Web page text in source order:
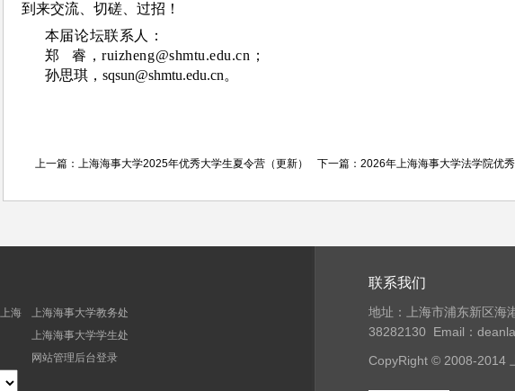
到来交流、切磋、过招！
本届论坛联系人：
郑 睿，ruizheng@shmtu.edu.cn；
孙思琪，sqsun@shmtu.edu.cn。
上一篇： 上海海事大学2025年优秀大学生夏令营（更新） 下一篇： 2026年上海海事大学法学院优
上海
上海海事大学教务处
上海海事大学学生处
网站管理后台登录
联系我们
地址：上海市浦东新区海
38282130
Email：
CopyRight © 2008-2014